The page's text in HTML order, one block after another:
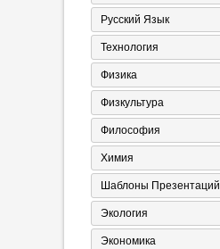
Русский Язык
Технология
Физика
Физкультура
Философия
Химия
Шаблоны Презентаций
Экология
Экономика